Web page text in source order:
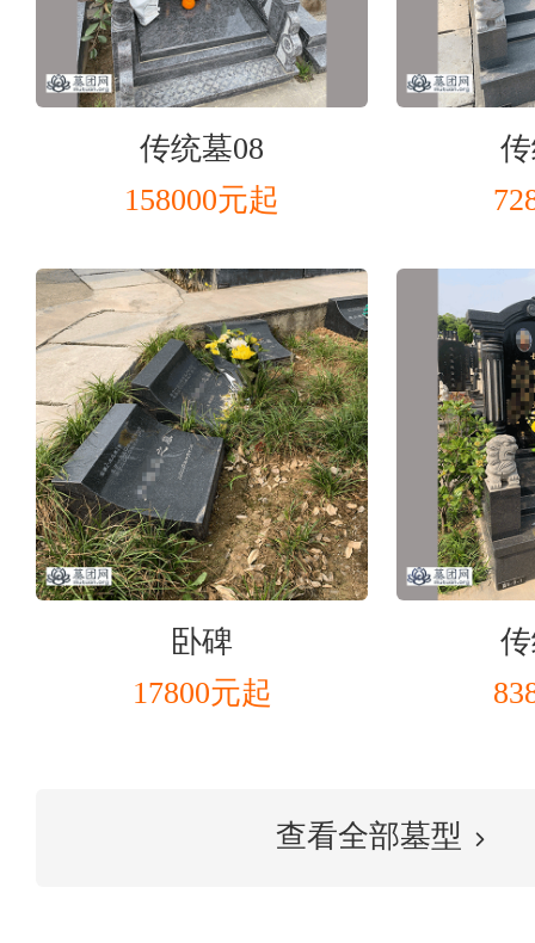
传统墓08
158000元起
卧碑
17800元起
查看全部墓型